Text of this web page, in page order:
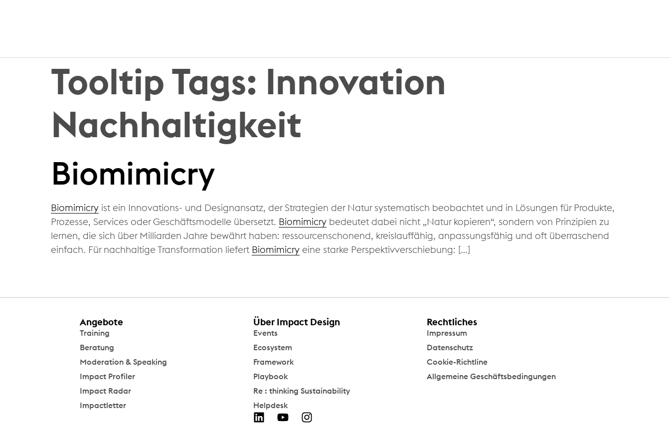
Tooltip Tags:
Innovation
Nachhaltigkeit
Biomimicry
Biomimicry ist ein Innovations- und Designansatz, der Strategien der Natur systematisch beobachtet und in Lösungen für Produkte,
Prozesse, Services oder Geschäftsmodelle übersetzt. Biomimicry bedeutet dabei nicht „Natur kopieren“, sondern von Prinzipien zu
lernen, die sich über Milliarden Jahre bewährt haben: ressourcenschonend, kreislauffähig, anpassungsfähig und oft überraschend
einfach. Für nachhaltige Transformation liefert Biomimicry eine starke Perspektivverschiebung: […]
Angebote
Training
Beratung
Moderation & Speaking
Impact Profiler
Impact Radar
Impactletter
Über Impact Design
Events
Ecosystem
Framework
Playbook
Re : thinking Sustainability
Helpdesk
Rechtliches
Impressum
Datenschutz
Cookie-Richtline
Allgemeine Geschäftsbedingungen